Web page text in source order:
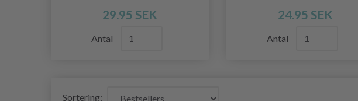
29.95 SEK
Antal
24.95 SEK
Antal
Sortering: